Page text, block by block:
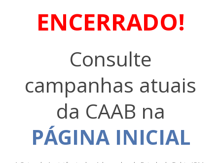
ENCERRADO!
Consulte
campanhas atuais
da CAAB na
PÁGINA INICIAL